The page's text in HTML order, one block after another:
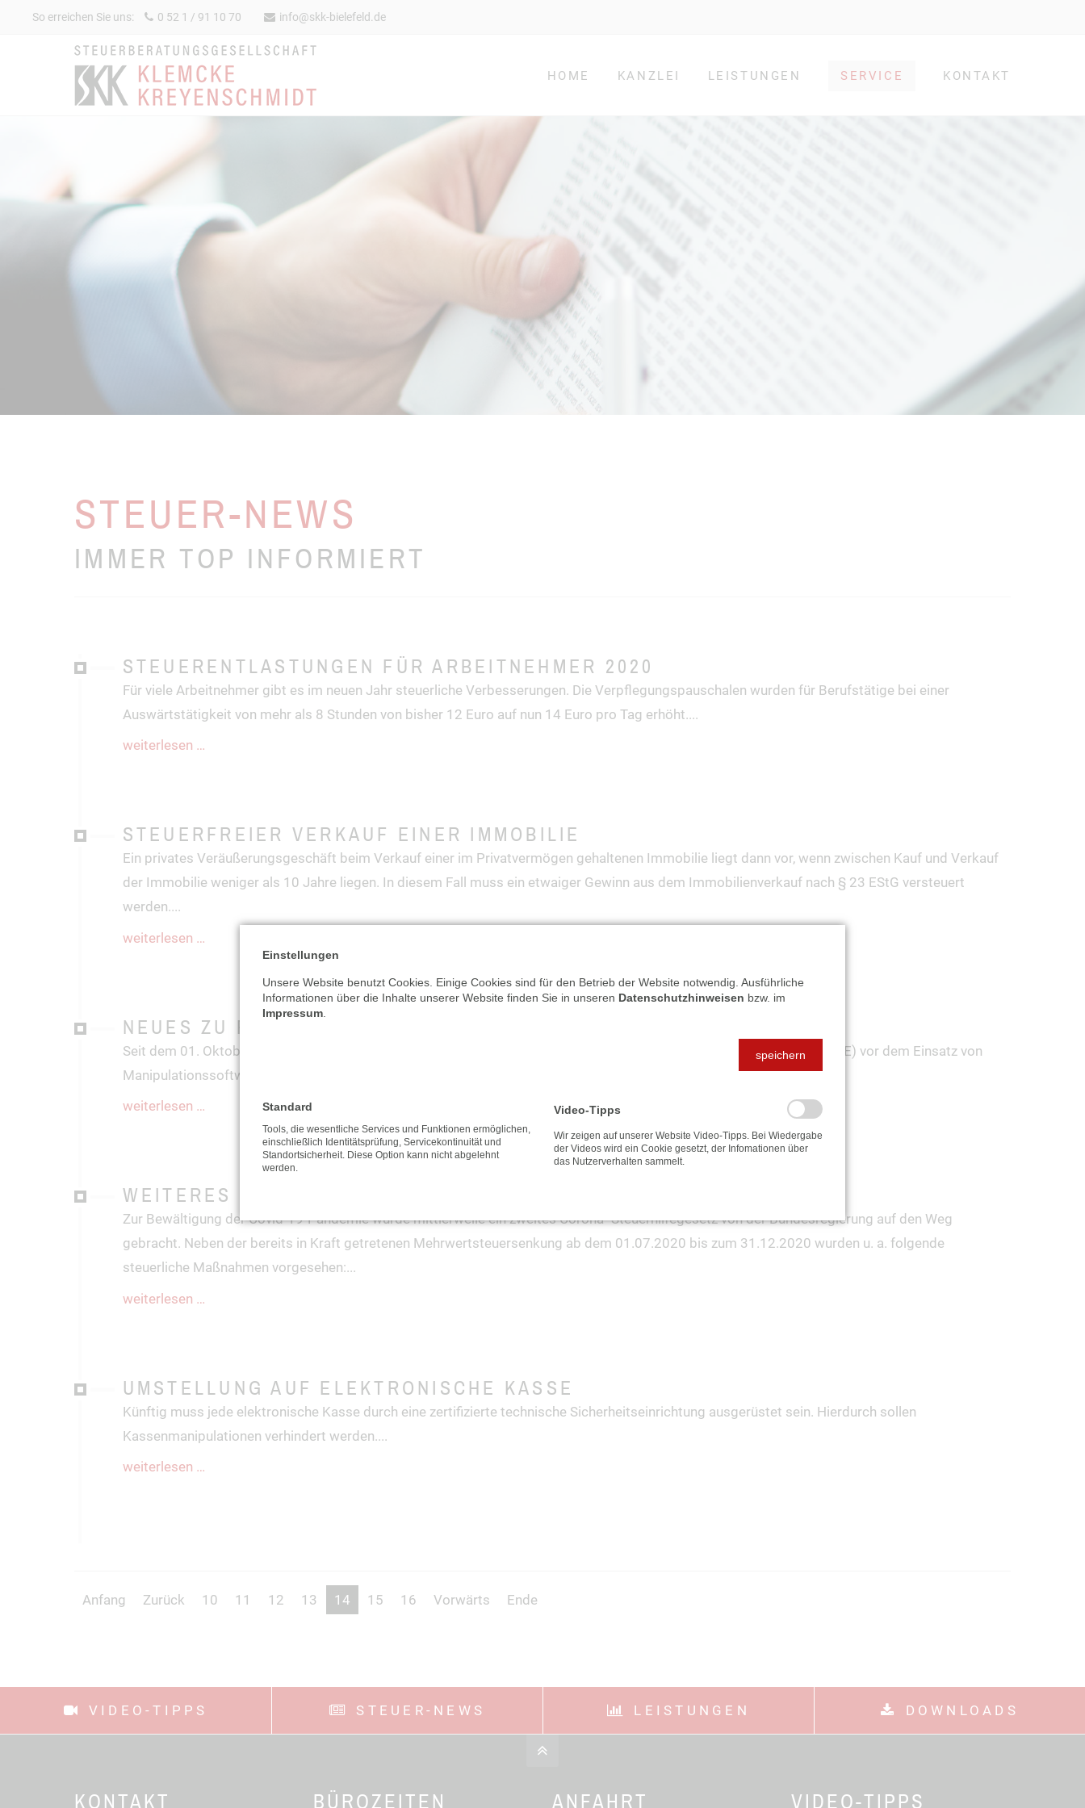
So erreichen Sie uns: 0 52 1 / 91 10 70 info@skk-bielefeld.de
HOME KANZLEI LEISTUNGEN SERVICE KONTAKT
STEUER-NEWS
IMMER TOP INFORMIERT
STEUERENTLASTUNGEN FÜR ARBEITNEHMER 2020
Für viele Arbeitnehmer gibt es im neuen Jahr steuerliche Verbesserungen. Die Verpflegungspauschalen wurden für Berufstätige bei einer
Auswärtstätigkeit von mehr als 8 Stunden von bisher 12 Euro auf nun 14 Euro pro Tag erhöht....
weiterlesen …
STEUERFREIER VERKAUF EINER IMMOBILIE
Ein privates Veräußerungsgeschäft beim Verkauf einer im Privatvermögen gehaltenen Immobilie liegt dann vor, wenn zwischen Kauf und Verkauf
der Immobilie weniger als 10 Jahre liegen. In diesem Fall muss ein etwaiger Gewinn aus dem Immobilienverkauf nach § 23 EStG versteuert
werden....
weiterlesen …
NEUES ZU REGISTRIERKASSEN
Seit dem 01. Oktober 2020 müssen elektronische Kassen durch eine zertifizierte technische Sicherheitseinrichtung (TSE) vor dem Einsatz von
Manipulationssoftware geschützt sein.
weiterlesen …
WEITERES CORONA-STEUERHILFEGESETZ
Zur Bewältigung der Covid-19-Pandemie wurde mittlerweile ein zweites Corona- Steuerhilfegesetz von der Bundesregierung auf den Weg
gebracht. Neben der bereits in Kraft getretenen Mehrwertsteuersenkung ab dem 01.07.2020 bis zum 31.12.2020 wurden u. a. folgende
steuerliche Maßnahmen vorgesehen:...
weiterlesen …
UMSTELLUNG AUF ELEKTRONISCHE KASSE
Künftig muss jede elektronische Kasse durch eine zertifizierte technische Sicherheitseinrichtung ausgerüstet sein. Hierdurch sollen
Kassenmanipulationen verhindert werden....
weiterlesen …
Anfang Zurück 10 11 12 13 14 15 16 Vorwärts Ende
VIDEO-TIPPS STEUER-NEWS LEISTUNGEN DOWNLOADS
KONTAKT BÜROZEITEN ANFAHRT VIDEO-TIPPS
Einstellungen
Unsere Website benutzt Cookies. Einige Cookies sind für den Betrieb der Website notwendig. Ausführliche
Informationen über die Inhalte unserer Website finden Sie in unseren Datenschutzhinweisen bzw. im
Impressum
speichern
Standard
Tools, die wesentliche Services und Funktionen ermöglichen,
einschließlich Identitätsprüfung, Servicekontinuität und
Standortsicherheit. Diese Option kann nicht abgelehnt
werden.
Video-Tipps
Wir zeigen auf unserer Website Video-Tipps. Bei Wiedergabe
der Videos wird ein Cookie gesetzt, der Infomationen über
das Nutzerverhalten sammelt.